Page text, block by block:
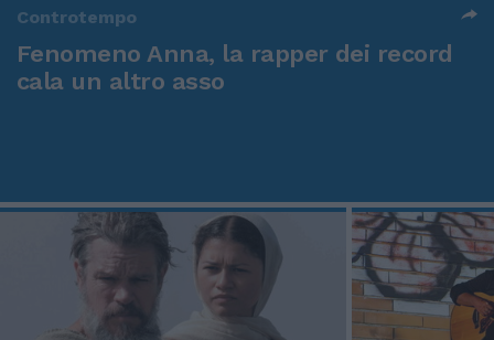
Controtempo
Fenomeno Anna, la rapper dei record
cala un altro asso